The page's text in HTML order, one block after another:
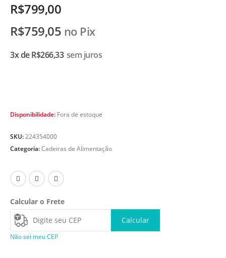
R$799,00
R$759,05 no Pix
3x deR$266,33 sem juros
Disponibilidade: Fora de estoque
SKU:224354000
Categoria:Cadeiras de Alimentação
Calcular o Frete
Calcular
Não sei meu CEP